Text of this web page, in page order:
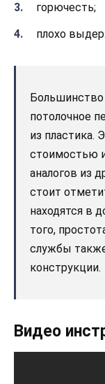
горючесть;
плохо
потолочное
из пластика.
стоимостью
аналогов из
стоит
находятся в
того,
службы
конструкции.
Видео